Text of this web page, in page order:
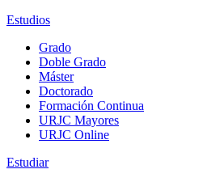
Estudios
Grado
Doble Grado
Máster
Doctorado
Formación Continua
URJC Mayores
URJC Online
Estudiar